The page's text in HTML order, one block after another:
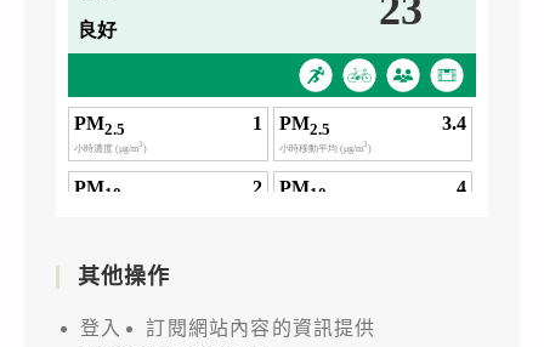
其他操作
登入
訂閱網站內容的資訊提供